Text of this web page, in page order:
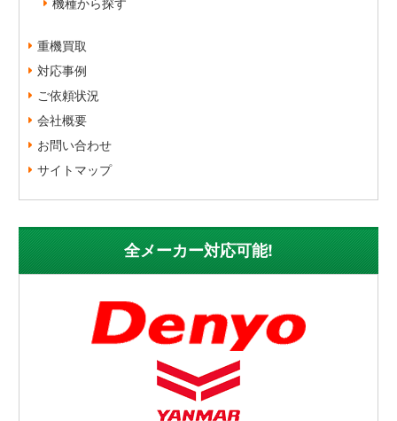
重機買取
対応事例
ご依頼状況
会社概要
お問い合わせ
サイトマップ
全メーカー対応可能!